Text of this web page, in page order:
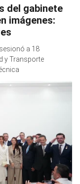
del gabinete
imágenes:
a 18
y Transporte